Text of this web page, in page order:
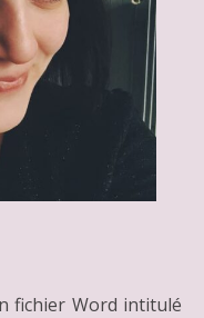
fichier Word intitulé